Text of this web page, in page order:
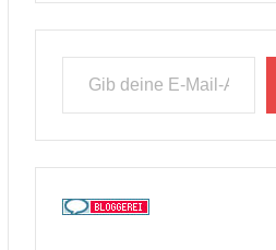
Gib deine E-Mail-Adresse ein ...